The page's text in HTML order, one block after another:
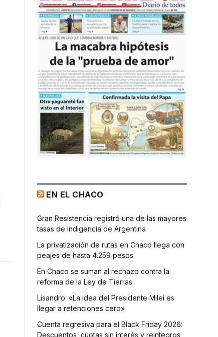
EN EL CHACO
Gran Resistencia registró una de las mayores
tasas de indigencia de Argentina
La privatización de rutas en Chaco llega con
peajes de hasta 4.259 pesos
En Chaco se suman al rechazo contra la
reforma de la Ley de Tierras
Lisandro: «La idea del Presidente Milei es
llegar a retenciones cero»
Cuenta regresiva para el Black Friday 2026:
Descuentos, cuotas sin interés y reintegros